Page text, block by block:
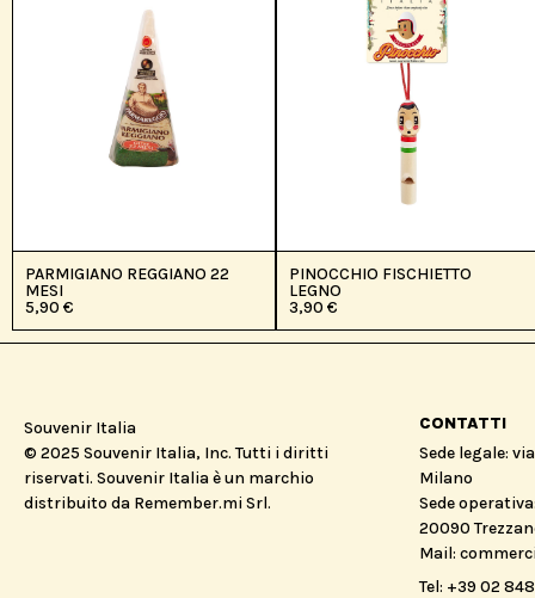
PARMIGIANO REGGIANO 22
MESI
5,90 €
PINOCCHIO FISCHIETTO
LEGNO
3,90 €
Souvenir Italia
© 2025 Souvenir Italia, Inc. Tutti i diritti
riservati. Souvenir Italia è un marchio
distribuito da Remember.mi Srl.
CONTATTI
Sede legale:
Milano
Sede
20090
Mail:
Tel: +39 02